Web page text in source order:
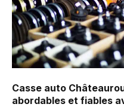
Casse auto
abordables et fiables